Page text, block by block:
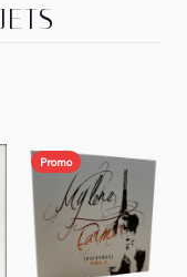
Promo